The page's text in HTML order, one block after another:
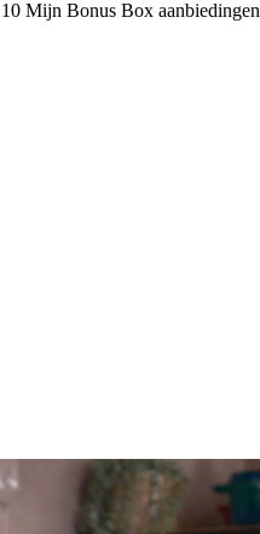
10 Mijn Bonus Box aanbiedingen